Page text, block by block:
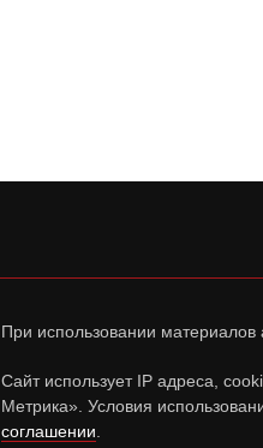
При использовании материалов
Сайт использует IP адреса,
Метрика». Условия
соглашении